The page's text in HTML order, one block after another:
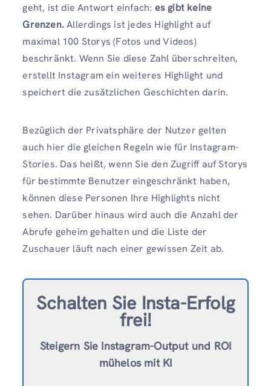
geht, ist die Antwort einfach: es gibt keine
Grenzen.Allerdings ist jedes Highlight auf
maximal 100 Storys (Fotos und Videos)
beschränkt. Wenn Sie diese Zahl überschreiten,
erstellt Instagram ein weiteres Highlight und
speichert die zusätzlichen Geschichten darin.
Bezüglich der Privatsphäre der Nutzer gelten
auch hier die gleichen Regeln wie für Instagram-
Stories. Das heißt, wenn Sie den Zugriff auf Storys
für bestimmte Benutzer eingeschränkt haben,
können diese Personen Ihre Highlights nicht
sehen. Darüber hinaus wird auch die Anzahl der
Abrufe geheim gehalten und die Liste der
Zuschauer läuft nach einer gewissen Zeit ab.
Schalten Sie Insta-Erfolg
frei!
Steigern Sie Instagram-Output und ROI
mühelos mit KI